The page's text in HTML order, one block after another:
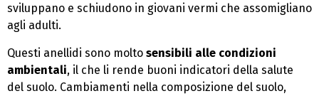
sviluppano e schiudono in giovani vermi che assomigliano
agli adulti.
Questi anellidi sono molto sensibili alle condizioni
ambientali, il che li rende buoni indicatori della salute
del suolo. Cambiamenti nella composizione del suolo,